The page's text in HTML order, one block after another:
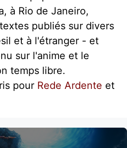
à Rio de Janeiro,
publiés sur divers
et à l'étranger - et
sur l'anime et le
temps libre.
pour Rede Ardente et